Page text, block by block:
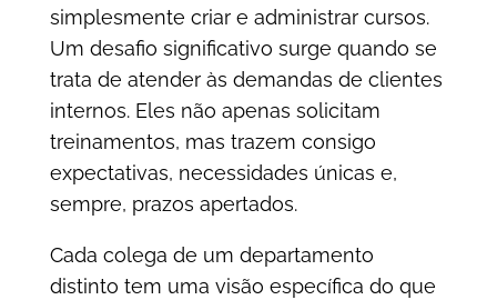
simplesmente criar e administrar cursos.
Um desafio significativo surge quando se
trata de atender às demandas de clientes
internos. Eles não apenas solicitam
treinamentos, mas trazem consigo
expectativas, necessidades únicas e,
sempre, prazos apertados.
Cada colega de um departamento
distinto tem uma visão específica do que